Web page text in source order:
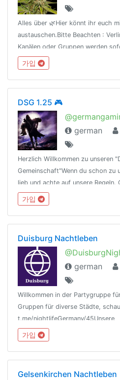
Alles über 🌿Hier könnt ihr euch
austauschen.Bitte Beachten :
Kanälen oder Gruppen werden
Chat.
가입
DSG 1.25 🎮
german
Herzlich Willkommen zu unseren
Gemeinschaft"Wenn du schon zu
lieb und achte auf unsere Regeln.
ein, um sich die Regeln
https://discord.gg/VDTZrvq
가입
Duisburg Nachtleben
german
Willkommen in der Partygruppe
Gruppen für diverse Städte,
t.me/nightlifeGermany/45Unsere
Regeln:t.me/nightlifeGermany/
Gruppe:https://t.me/
가입
Gelsenkirchen Nachtleben